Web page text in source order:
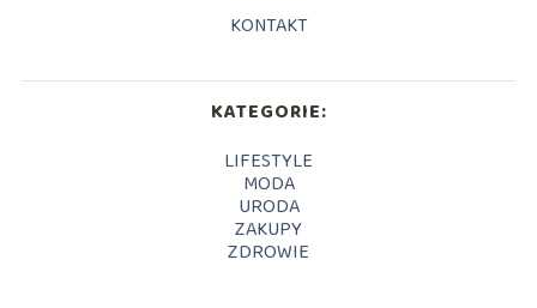
KONTAKT
KATEGORIE:
LIFESTYLE
MODA
URODA
ZAKUPY
ZDROWIE